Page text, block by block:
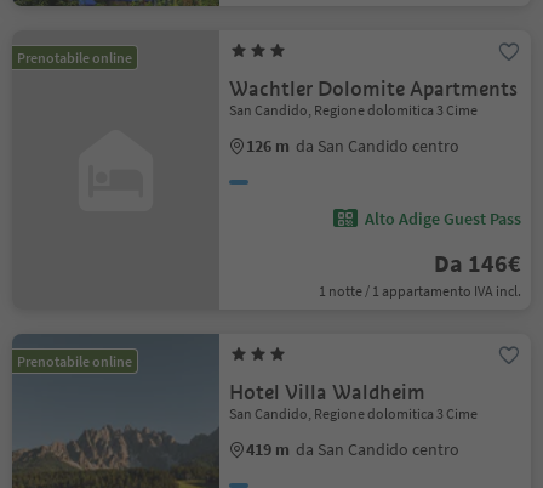
Prenotabile online
Wachtler Dolomite Apartments
San Candido, Regione dolomitica 3 Cime
126 m da San Candido centro
Alto Adige Guest Pass
Da 146€
1 notte / 1 appartamento IVA incl.
Prenotabile online
Hotel Villa Waldheim
San Candido, Regione dolomitica 3 Cime
419 m da San Candido centro